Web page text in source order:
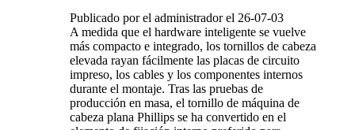
Publicado por el administrador el 26-07-03
A medida que el hardware inteligente se vuelve
más compacto e integrado, los tornillos de cabeza
elevada rayan fácilmente las placas de circuito
impreso, los cables y los componentes internos
durante el montaje. Tras las pruebas de
producción en masa, el tornillo de máquina de
cabeza plana Phillips se ha convertido en el